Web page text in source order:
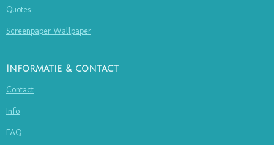
Quotes
Screenpaper Wallpaper
Informatie & contact
Contact
Info
FAQ